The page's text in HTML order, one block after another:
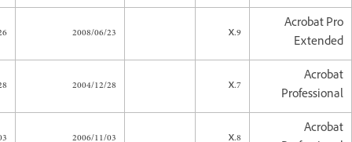
Acrobat Pro
Extended
9.x
2008/06/23
Acrobat
Professional
7.x
2004/12/28
Acrobat
8.x
2006/11/03